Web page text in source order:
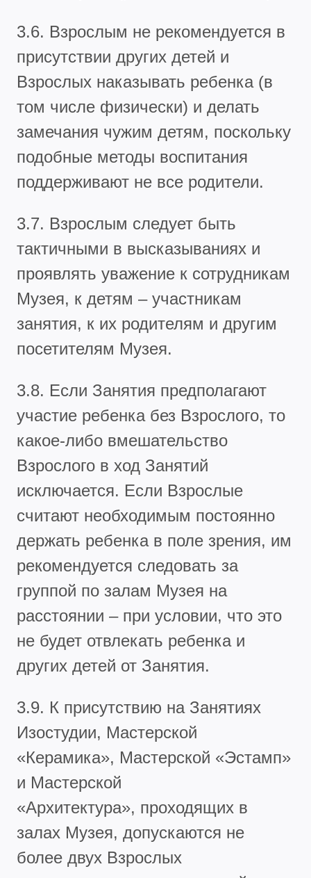
3.6. Взрослым не рекомендуется в
присутствии других детей и
Взрослых наказывать ребенка (в
том числе физически) и делать
замечания чужим детям, поскольку
подобные методы воспитания
поддерживают не все родители.
3.7. Взрослым следует быть
тактичными в высказываниях и
проявлять уважение к сотрудникам
Музея, к детям – участникам
занятия, к их родителям и другим
посетителям Музея.
3.8. Если Занятия предполагают
участие ребенка без Взрослого, то
какое-либо вмешательство
Взрослого в ход Занятий
исключается. Если Взрослые
считают необходимым постоянно
держать ребенка в поле зрения, им
рекомендуется следовать за
группой по залам Музея на
расстоянии – при условии, что это
не будет отвлекать ребенка и
других детей от Занятия.
3.9. К присутствию на Занятиях
Изостудии, Мастерской
«Керамика», Мастерской «Эстамп»
и Мастерской
«Архитектура», проходящих в
залах Музея, допускаются не
более двух Взрослых